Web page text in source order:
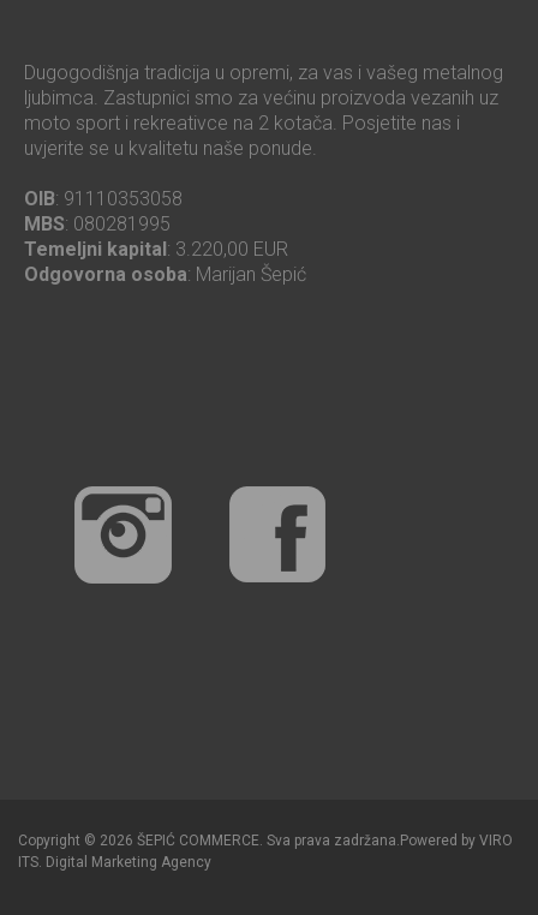
Dugogodišnja tradicija u opremi, za vas i vašeg metalnog
ljubimca. Zastupnici smo za većinu proizvoda vezanih uz
moto sport i rekreativce na 2 kotača. Posjetite nas i
uvjerite se u kvalitetu naše ponude.
OIB: 91110353058
MBS: 080281995
Temeljni kapital: 3.220,00 EUR
Odgovorna osoba: Marijan Šepić
Copyright © 2026 ŠEPIĆ COMMERCE. Sva prava zadržana. Powered by VIRO
ITS. Digital Marketing Agency